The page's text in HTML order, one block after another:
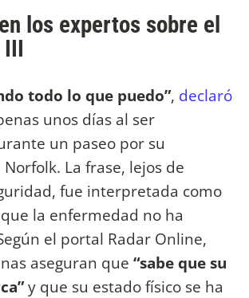
los expertos sobre el
III
todo lo que puedo”, declaró
unos días al ser
un paseo por su
La frase, lejos de
fue interpretada como
la enfermedad no ha
el portal Radar Online,
aseguran que “sabe que su
y que su estado físico se ha